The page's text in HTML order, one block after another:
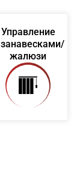
Управление
занавесками/
жалюзи